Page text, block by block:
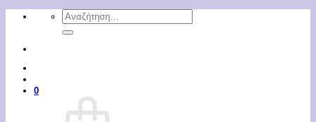
Μετάβαση
Αναζήτηση
για:
0